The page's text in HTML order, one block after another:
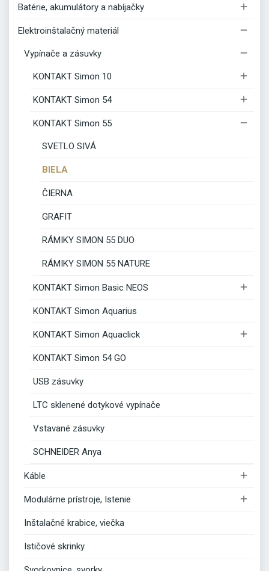
Batérie, akumulátory a nabíjačky 
Elektroinštalačný materiál 
Vypínače a zásuvky 
KONTAKT Simon 10 
KONTAKT Simon 54 
KONTAKT Simon 55 
SVETLO SIVÁ
BIELA
ČIERNA
GRAFIT
RÁMIKY SIMON 55 DUO
RÁMIKY SIMON 55 NATURE
KONTAKT Simon Basic NEOS 
KONTAKT Simon Aquarius
KONTAKT Simon Aquaclick 
KONTAKT Simon 54 GO
USB zásuvky
LTC sklenené dotykové vypínače
Vstavané zásuvky
SCHNEIDER Anya
Káble 
Modulárne prístroje, Istenie 
Inštalačné krabice, viečka
Ističové skrinky